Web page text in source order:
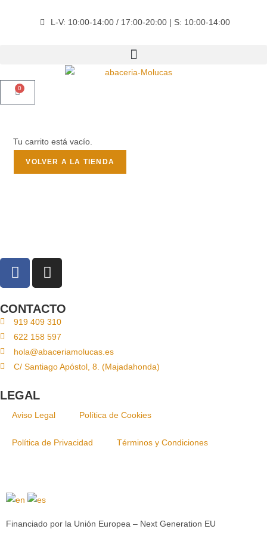
L-V: 10:00-14:00 / 17:00-20:00 | S: 10:00-14:00
0
Tu carrito está vacío.
VOLVER A LA TIENDA
CONTACTO
919 409 310
622 158 597
hola@abaceriamolucas.es
C/ Santiago Apóstol, 8. (Majadahonda)
LEGAL
Aviso Legal Política de Cookies
Política de Privacidad Términos y Condiciones
Financiado por la Unión Europea – Next Generation EU